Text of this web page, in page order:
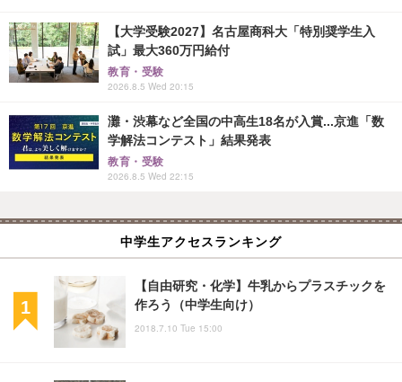
【大学受験2027】名古屋商科大「特別奨学生入
試」最大360万円給付
教育・受験
2026.8.5 Wed 20:15
灘・渋幕など全国の中高生18名が入賞...京進「数
学解法コンテスト」結果発表
教育・受験
2026.8.5 Wed 22:15
中学生アクセスランキング
【自由研究・化学】牛乳からプラスチックを
作ろう（中学生向け）
2018.7.10 Tue 15:00